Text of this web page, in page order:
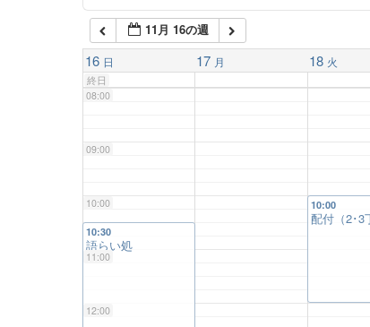
11月 16の週
16 日 17 月 18 火
終日
07:00
08:00
09:00
10:00
11:00
12:00
10:30
語らい処
10:00
配付（2･3